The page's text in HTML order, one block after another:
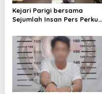
Kejari Parigi bersama
Sejumlah Insan Pers Perkuat